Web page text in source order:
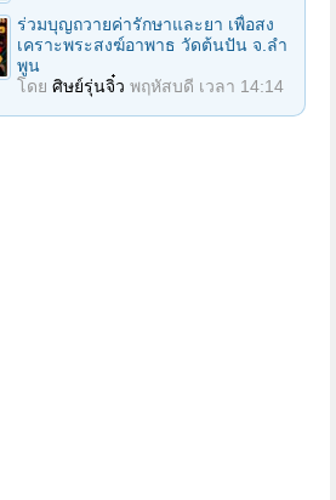
ร่วมบุญถวายค่ารักษาและยา เพื่อสง
เคราะพระสงฆ์อาพาธ วัดต้นปัน จ.ลํา
พูน
โดย ศิษย์รุ่นจิ๋ว พฤหัสบดี เวลา 14:14